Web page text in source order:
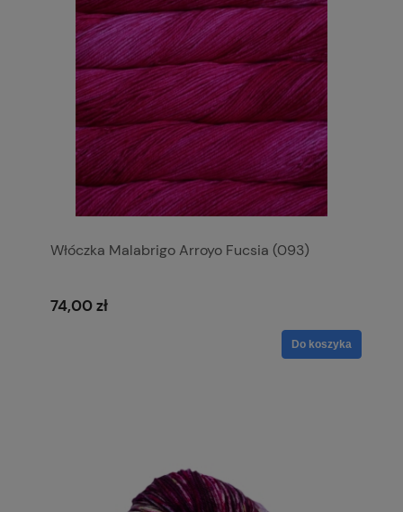
Włóczka Malabrigo Arroyo Fucsia (093)
74,00 zł
Do koszyka